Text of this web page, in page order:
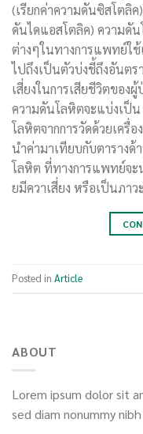
(เรียกค่าความดันซิสโตลิ
ดันไดแอสโตลิค) ความดั
ต่างๆในทางการแพทย์ใ
ไปถึงเป็นตัวบ่งชี้ถึงอันต
เสี่ยงในการเสียชีวิตของ
ความดันโลหิตจะแบ่งเป็
โลหิตจากการวัดด้วยเครื่
นำค่ามาเทียบกับตารางด้
โลหิต ที่ทางการแพทย์จะ
ยมีควาเสี่ยง หรือเป็นภา
Posted in Article
ABOUT
Lorem ipsum dolor sit
sed diam nonummy